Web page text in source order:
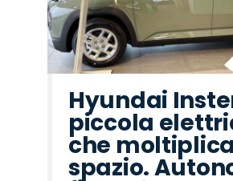
Hyundai
piccola
che
spazio.